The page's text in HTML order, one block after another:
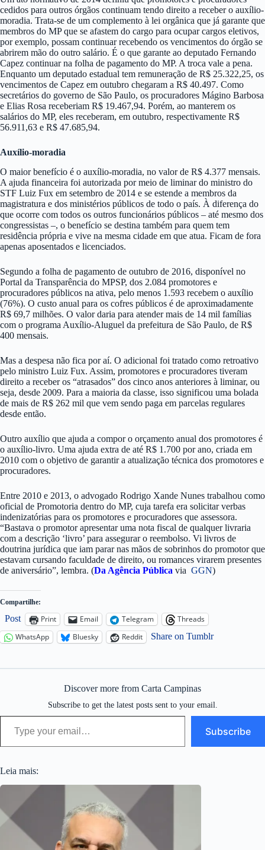
cedidos para outros órgãos continuam tendo direito a receber o auxílio-
moradia. Trata-se de um complemento à lei orgânica que já garante que
membros do MP que se afastem do cargo para ocupar cargos eletivos,
por exemplo, possam continuar recebendo os vencimentos do órgão se
abrirem mão do outro salário. É o que garante ao deputado Fernando
Capez continuar na folha de pagamento do MP. A troca vale a pena.
Enquanto um deputado estadual tem remuneração de R$ 25.322,25, os
vencimentos de Capez em outubro chegaram a R$ 40.497. Como
secretários do governo de São Paulo, os procuradores Mágino Barbosa
e Elias Rosa receberiam R$ 19.467,94. Porém, ao manterem os
salários do MP, eles receberam, em outubro, respectivamente R$
56.911,63 e R$ 47.685,94.
Auxílio-moradia
O maior benefício é o auxílio-moradia, no valor de R$ 4.377 mensais.
A ajuda financeira foi autorizada por meio de liminar do ministro do
STF Luiz Fux em setembro de 2014 e se estende a membros da
magistratura e dos ministérios públicos de todo o país. À diferença do
que ocorre com todos os outros funcionários públicos – até mesmo dos
congressistas –, o benefício se destina também para quem tem
residência própria e vive na mesma cidade em que atua. Ficam de fora
apenas aposentados e licenciados.
Segundo a folha de pagamento de outubro de 2016, disponível no
Portal da Transparência do MPSP, dos 2.084 promotores e
procuradores públicos na ativa, pelo menos 1.593 recebem o auxílio
(76%). O custo anual para os cofres públicos é de aproximadamente
R$ 69,7 milhões. O valor daria para atender mais de 14 mil famílias
com o programa Auxílio-Aluguel da prefeitura de São Paulo, de R$
400 mensais.
Mas a despesa não fica por aí. O adicional foi tratado como retroativo
pelo ministro Luiz Fux. Assim, promotores e procuradores tiveram
direito a receber os “atrasados” dos cinco anos anteriores à liminar, ou
seja, desde 2009. Para a maioria da classe, isso significou uma bolada
de mais de R$ 262 mil que vem sendo paga em parcelas regulares
desde então.
Outro auxílio que ajuda a compor o orçamento anual dos promotores é
o auxílio-livro. Uma ajuda extra de até R$ 1.700 por ano, criada em
2010 com o objetivo de garantir a atualização técnica dos promotores e
procuradores.
Entre 2010 e 2013, o advogado Rodrigo Xande Nunes trabalhou como
oficial de Promotoria dentro do MP, cuja tarefa era solicitar verbas
indenizatórias para os promotores e procuradores que assessora.
“Bastava o promotor apresentar uma nota fiscal de qualquer livraria
com a descrição ‘livro’ para assegurar o reembolso. Vi livros de
doutrina jurídica que iam parar nas mãos de sobrinhos do promotor que
estavam cursando faculdade de direito, ou romances virarem presentes
de aniversário”, lembra. (Da Agência Pública via GGN)
Compartilhe:
Post Print Email Telegram
Threads
WhatsApp
Bluesky Reddit Share on Tumblr
Discover more from Carta Campinas
Subscribe to get the latest posts sent to your email.
Type your email…
Subscribe
Leia mais: